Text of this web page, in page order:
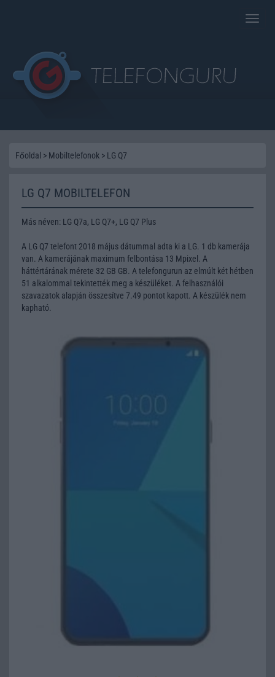
Toggle
Főoldal > Mobiltelefonok > LG Q7
LG Q7 MOBILTELEFON
Más néven: LG Q7a, LG Q7+, LG Q7 Plus
A LG Q7 telefont 2018 május dátummal adta ki a LG. 1 db kamerája
van. A kamerájának maximum felbontása 13 Mpixel. A
háttértárának mérete 32 GB GB. A telefongurun az elmúlt két hétben
51 alkalommal tekintették meg a készüléket. A felhasználói
szavazatok alapján összesítve 7.49 pontot kapott. A készülék nem
kapható.